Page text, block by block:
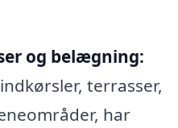
og belægning:
terrasser,
har